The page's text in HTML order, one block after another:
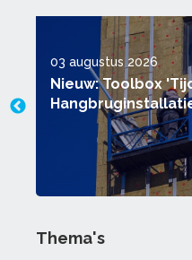
03 augustus 2026
Nieuw: Toolbox
Thema's